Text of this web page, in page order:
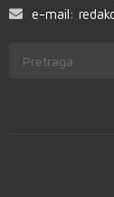
e-mail: